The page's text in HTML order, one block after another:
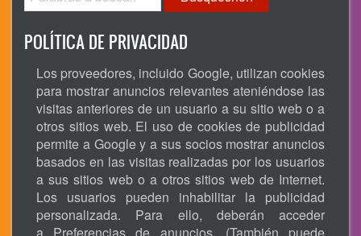
POLÍTICA DE PRIVACIDAD
Los proveedores, incluido Google, utilizan cookies
para mostrar anuncios relevantes ateniéndose las
visitas anteriores de un usuario a su sitio web o a
otros sitios web. El uso de cookies de publicidad
permite a Google y a sus socios mostrar anuncios
basados en las visitas realizadas por los usuarios
a sus sitios web o a otros sitios web de Internet.
Los usuarios pueden inhabilitar la publicidad
personalizada. Para ello, deberán acceder
a Preferencias de anuncios. (También puede